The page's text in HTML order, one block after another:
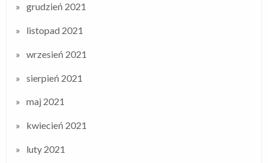
grudzień 2021
listopad 2021
wrzesień 2021
sierpień 2021
maj 2021
kwiecień 2021
luty 2021